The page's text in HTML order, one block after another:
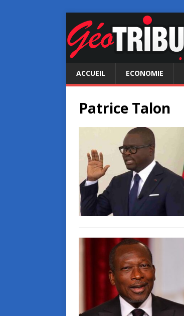
ACCUEIL ECONOMIE
Patrice Talon